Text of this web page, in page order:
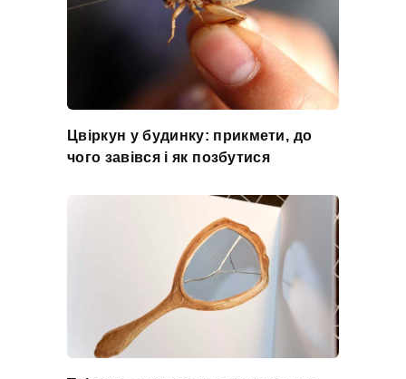
Цвіркун у будинку: прикмети, до
чого завівся і як позбутися